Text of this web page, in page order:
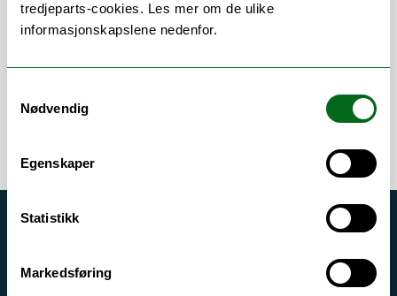
tredjeparts-cookies. Les mer om de ulike
informasjonskapslene nedenfor.
Nødvendig
Egenskaper
Statistikk
Markedsføring
Publikasjoner
Her finner du meg
Si ifra!